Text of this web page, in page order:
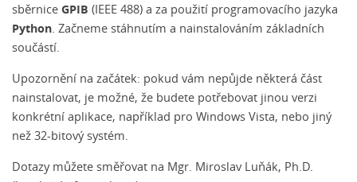
sběrnice GPIB (IEEE 488) a za použití programovacího jazyka
Python. Začneme stáhnutím a nainstalováním základních
součástí.
Upozornění na začátek: pokud vám nepůjde některá část
nainstalovat, je možné, že budete potřebovat jinou verzi
konkrétní aplikace, například pro Windows Vista, nebo jiný
než 32-bitový systém.
Dotazy můžete směřovat na Mgr. Miroslav Luňák, Ph.D.